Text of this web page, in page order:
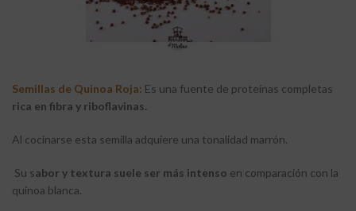
Semillas de Quinoa Roja: Es una fuente de proteínas completas
rica en fibra y riboflavinas.
Al cocinarse esta semilla adquiere una tonalidad marrón.
Su sabor y textura suele ser más intenso en comparación con la
quinoa blanca.